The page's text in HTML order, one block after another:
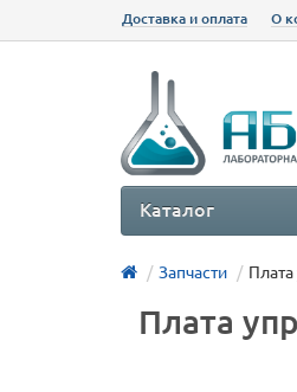
Доставка и оплата О
Каталог
Запчасти
Плата